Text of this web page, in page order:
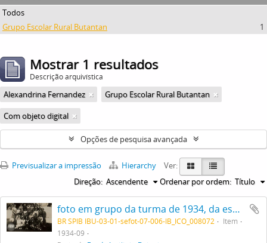
Todos
Grupo Escolar Rural Butantan
1
Mostrar 1 resultados
Descrição arquivística
Alexandrina Fernandez
Grupo Escolar Rural Butantan
Com objeto digital
Opções de pesquisa avançada
Previsualizar a impressão Hierarchy
Ver:
Ordenar por ordem: Título
Direção: Ascendente
foto em grupo da turma de 1934, da esquerda para direita, a 19ª pessoa Alexandrina Fernandez, 17ª pessoa Antônia Carvalheiro"
BR SPIB IBU-03-01-sefot-07-006-IB_ICO_008072
Item
1934-09